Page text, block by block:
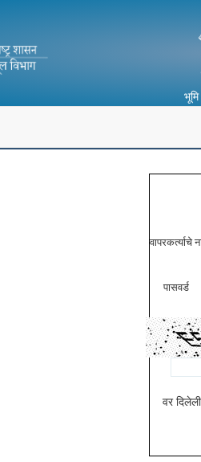
वापरकर्त्याचे
पासवर्ड
वर